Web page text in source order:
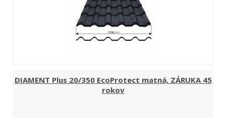
DIAMENT Plus 20/350 EcoProtect matná, ZÁRUKA 45
rokov